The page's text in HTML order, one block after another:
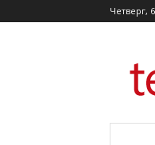
Четверг,